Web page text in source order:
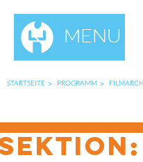
Menu
STARTSEITE PROGRAMM